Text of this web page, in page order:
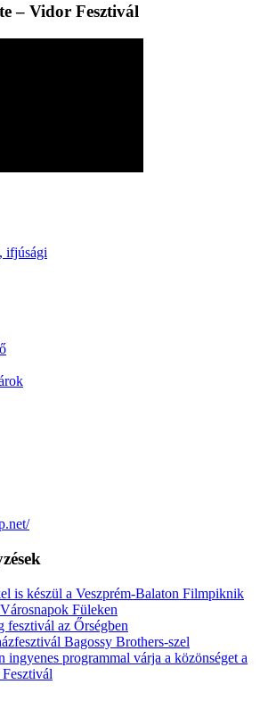
– Vidor Fesztivál
ifjúsági
is készül a Veszprém-Balaton Filmpiknik
Füleken
fesztivál az Őrségben
Bagossy Brothers-szel
ingyenes programmal várja a közönséget a